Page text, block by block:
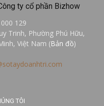
ty cổ phần Bizhow
129
Trinh, Phường Phú Hữu,
Việt Nam (Bản đồ)
TÔI